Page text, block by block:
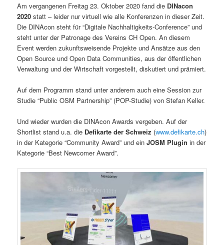
Am vergangenen Freitag 23. Oktober 2020 fand die DINacon
2020 statt – leider nur virtuell wie alle Konferenzen in dieser Zeit.
Die DINAcon steht für “Digitale Nachhaltigkeits-Conference” und
steht unter der Patronage des Vereins CH Open. An diesem
Event werden zukunftsweisende Projekte und Ansätze aus den
Open Source und Open Data Communities, aus der öffentlichen
Verwaltung und der Wirtschaft vorgestellt, diskutiert und prämiert.
Auf dem Programm stand unter anderem auch eine Session zur
Studie “Public OSM Partnership” (POP-Studie) von Stefan Keller.
Und wieder wurden die DINAcon Awards vergeben. Auf der
Shortlist stand u.a. die Defikarte der Schweiz (www.defikarte.ch)
in der Kategorie “Community Award” und einJOSM Pluginin der
Kategorie “Best Newcomer Award”.